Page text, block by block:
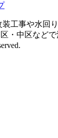
装工事や水回
・中区など